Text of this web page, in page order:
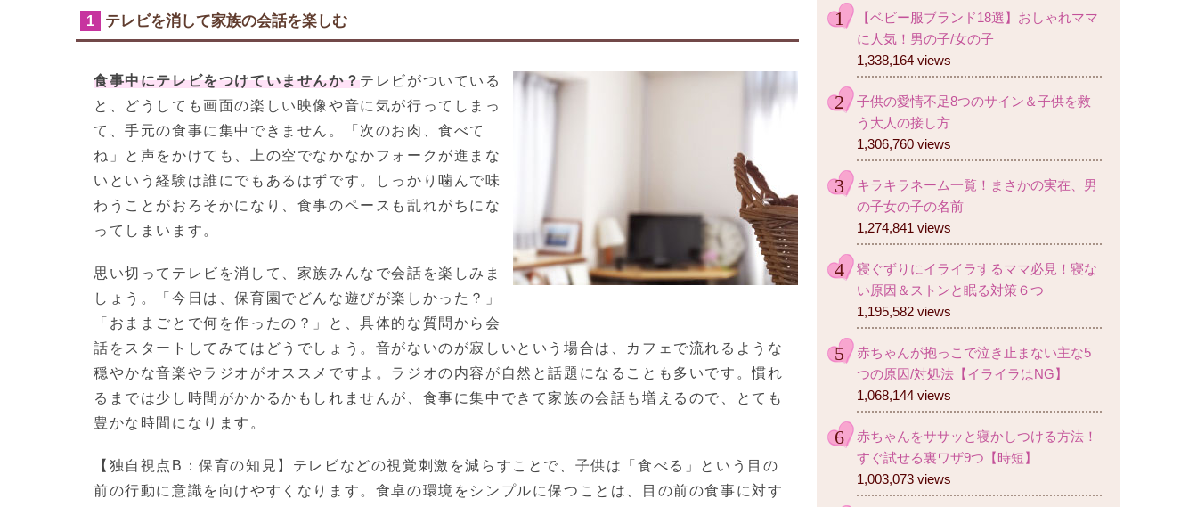
1 テレビを消して家族の会話を楽しむ
食事中にテレビをつけていませんか？テレビがついている
と、どうしても画面の楽しい映像や音に気が行ってしまっ
て、手元の食事に集中できません。「次のお肉、食べて
ね」と声をかけても、上の空でなかなかフォークが進まな
いという経験は誰にでもあるはずです。しっかり噛んで味
わうことがおろそかになり、食事のペースも乱れがちにな
ってしまいます。
思い切ってテレビを消して、家族みんなで会話を楽しみま
しょう。「今日は、保育園でどんな遊びが楽しかった？」
「おままごとで何を作ったの？」と、具体的な質問から会
話をスタートしてみてはどうでしょう。音がないのが寂しいという場合は、カフェで流れるような
穏やかな音楽やラジオがオススメですよ。ラジオの内容が自然と話題になることも多いです。慣れ
るまでは少し時間がかかるかもしれませんが、食事に集中できて家族の会話も増えるので、とても
豊かな時間になります。
【独自視点B：保育の知見】テレビなどの視覚刺激を減らすことで、子供は「食べる」という目の
前の行動に意識を向けやすくなります。食卓の環境をシンプルに保つことは、目の前の食事に対す
【ベビー服ブランド18選】おしゃれママ
に人気！男の子/女の子
1,338,164 views
子供の愛情不足8つのサイン＆子供を救
う大人の接し方
1,306,760 views
キラキラネーム一覧！まさかの実在、男
の子女の子の名前
1,274,841 views
寝ぐずりにイライラするママ必見！寝な
い原因＆ストンと眠る対策６つ
1,195,582 views
赤ちゃんが抱っこで泣き止まない主な5
つの原因/対処法【イライラはNG】
1,068,144 views
赤ちゃんをササッと寝かしつける方法！
すぐ試せる裏ワザ9つ【時短】
1,003,073 views